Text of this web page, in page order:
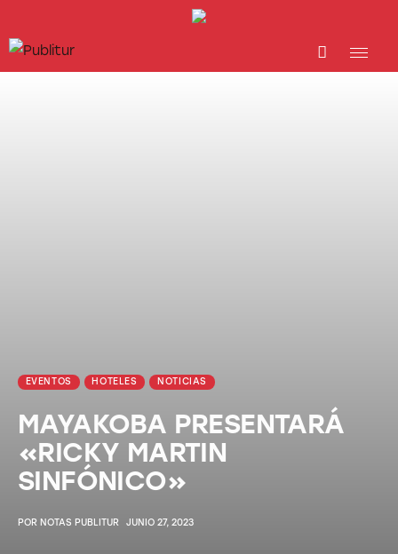
INICIO
EVENTOS HOTELES NOTICIAS
MAYAKOBA PRESENTARÁ
«RICKY MARTIN
SINFÓNICO»
POR NOTAS PUBLITUR JUNIO 27, 2023